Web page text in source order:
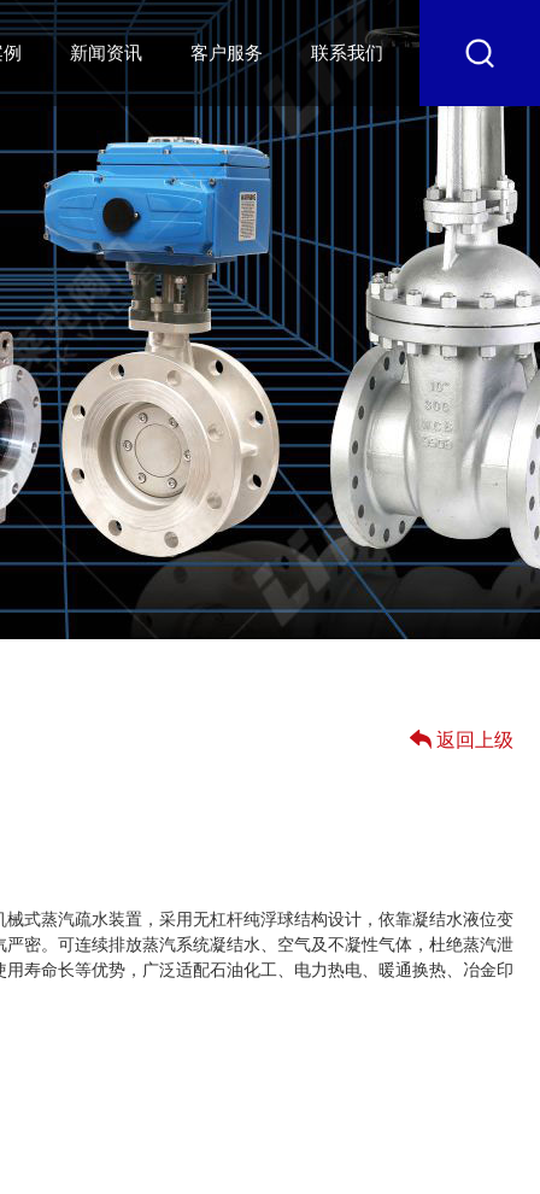
新闻资讯 客户服务 联系我们
返回上级
式蒸汽疏水装置，采用无杠杆纯浮球结构设计，依靠凝结水液位变
密。可连续排放蒸汽系统凝结水、空气及不凝性气体，杜绝蒸汽泄
寿命长等优势，广泛适配石油化工、电力热电、暖通换热、冶金印